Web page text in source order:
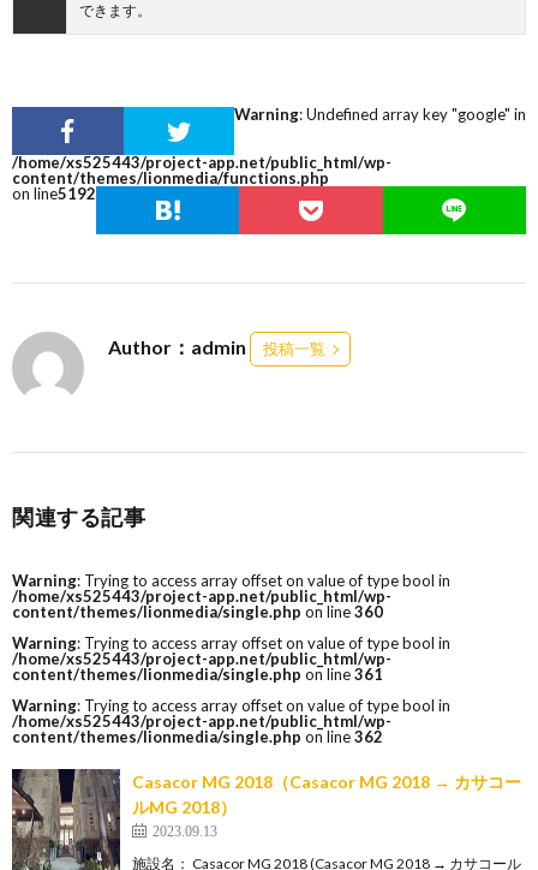
できます。
Warning: Undefined array key "google" in
/home/xs525443/project-app.net/public_html/wp-
content/themes/lionmedia/functions.php
on line5192
Author：admin 投稿一覧
関連する記事
Warning: Trying to access array offset on value of type bool in
/home/xs525443/project-app.net/public_html/wp-
content/themes/lionmedia/single.php on line360
Warning: Trying to access array offset on value of type bool in
/home/xs525443/project-app.net/public_html/wp-
content/themes/lionmedia/single.php on line361
Warning: Trying to access array offset on value of type bool in
/home/xs525443/project-app.net/public_html/wp-
content/themes/lionmedia/single.php on line362
Casacor MG 2018（Casacor MG 2018 → カサコー
ルMG 2018）
2023.09.13
施設名： Casacor MG 2018 (Casacor MG 2018 → カサコール